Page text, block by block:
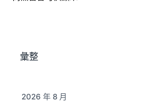
彙整
2026 年 8 月